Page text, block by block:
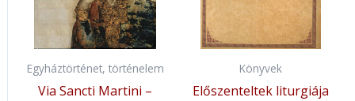
Egyháztörténet, történelem
Via Sancti Martini –
Könyvek
Előszenteltek liturgiája